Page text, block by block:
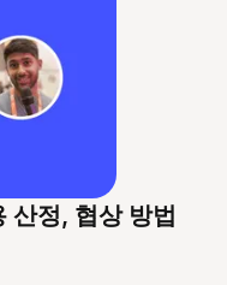
산정, 협상 방법